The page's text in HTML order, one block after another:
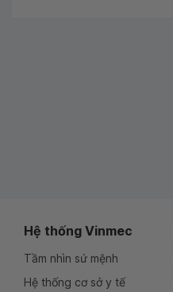
Hệ thống Vinmec
Tầm nhìn sứ mệnh
Hệ thống cơ sở y tế